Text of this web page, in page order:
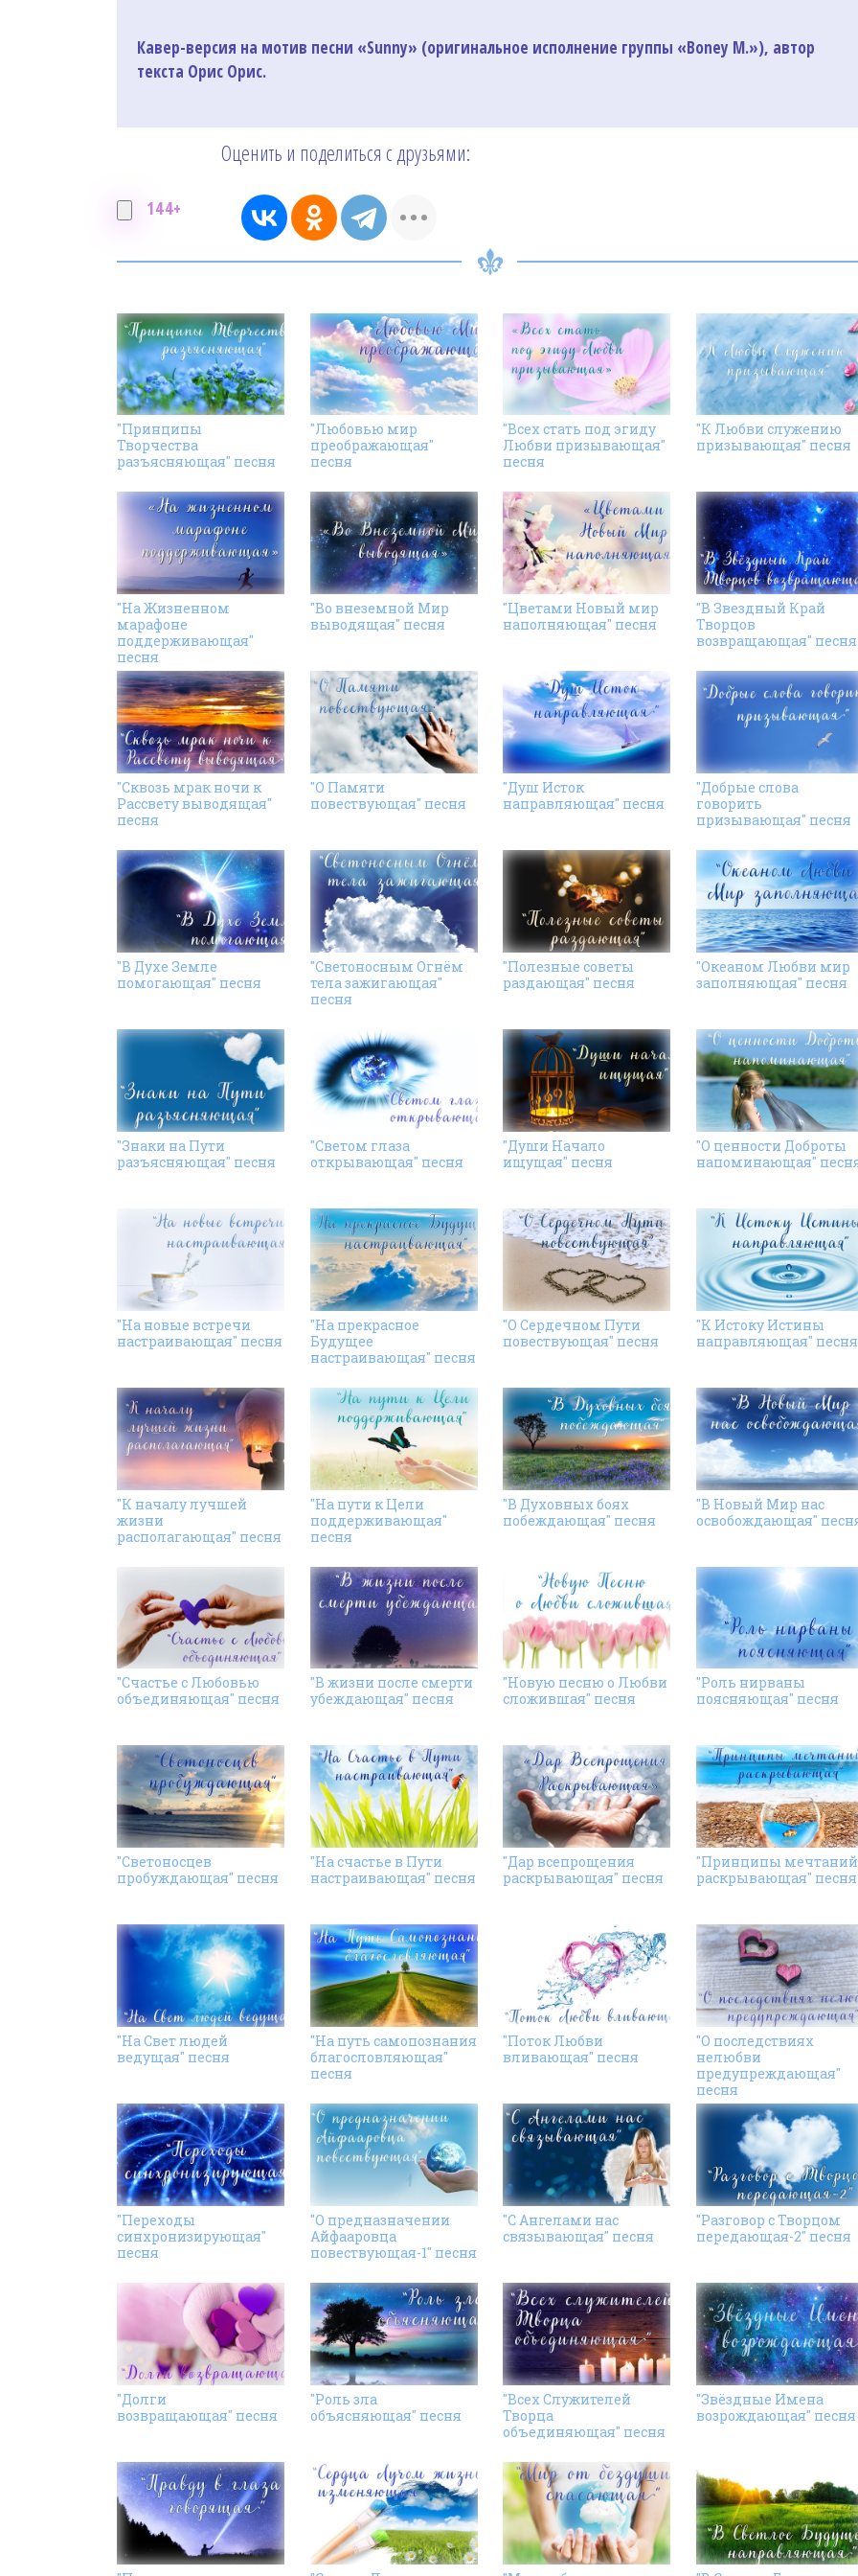
Кавер-версия на мотив песни «Sunny» (оригинальное исполнение группы «Boney M.»), автор
текста Орис Орис.
144+
Оценить и поделиться с друзьями:
"Принципы
Творчества
разъясняющая" песня
"Любовью мир
преображающая"
песня
"Всех стать под эгиду
Любви призывающая"
песня
"К Любви служению
призывающая" песня
"На Жизненном
марафоне
поддерживающая"
песня
"Во внеземной Мир
выводящая" песня
"Цветами Новый мир
наполняющая" песня
"В Звездный Край
Творцов
возвращающая" песня
"Сквозь мрак ночи к
Рассвету выводящая"
песня
"О Памяти
повествующая" песня
"Душ Исток
направляющая" песня
"Добрые слова
говорить
призывающая" песня
"В Духе Земле
помогающая" песня
"Светоносным Огнём
тела зажигающая"
песня
"Полезные советы
раздающая" песня
"Океаном Любви мир
заполняющая" песня
"Знаки на Пути
разъясняющая" песня
"Светом глаза
открывающая" песня
"Души Начало
ищущая" песня
"О ценности Доброты
напоминающая"
"На новые встречи
настраивающая" песня
"На прекрасное
Будущее
настраивающая" песня
"О Сердечном Пути
повествующая" песня
"К Истоку Истины
направляющая" песня
"К началу лучшей
жизни
располагающая" песня
"На пути к Цели
поддерживающая"
песня
"В Духовных боях
побеждающая" песня
"В Новый Мир нас
освобождающая"
"Счастье с Любовью
объединяющая" песня
"В жизни после смерти
убеждающая" песня
"Новую песню о Любви
сложившая" песня
"Роль нирваны
поясняющая" песня
"Светоносцев
пробуждающая" песня
"На счастье в Пути
настраивающая" песня
"Дар всепрощения
раскрывающая" песня
"Принципы мечтаний
раскрывающая" песня
"На Свет людей
ведущая" песня
"На путь самопознания
благословляющая"
песня
"Поток Любви
вливающая" песня
"О последствиях
нелюбви
предупреждающая"
песня
"Переходы
синхронизирующая"
песня
"О предназначении
Айфааровца
повествующая-1" песня
"С Ангелами нас
связывающая" песня
"Разговор с Творцом
передающая-2" песня
"Долги
возвращающая" песня
"Роль зла
объясняющая" песня
"Всех Cлужителей
Творца
объединяющая" песня
"Звёздные Имена
возрождающая" песня